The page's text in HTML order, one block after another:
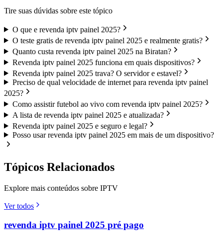
Tire suas dúvidas sobre este tópico
O que e revenda iptv painel 2025?
O teste gratis de revenda iptv painel 2025 e realmente gratis?
Quanto custa revenda iptv painel 2025 na Biratan?
Revenda iptv painel 2025 funciona em quais dispositivos?
Revenda iptv painel 2025 trava? O servidor e estavel?
Preciso de qual velocidade de internet para revenda iptv painel
2025?
Como assistir futebol ao vivo com revenda iptv painel 2025?
A lista de revenda iptv painel 2025 e atualizada?
Revenda iptv painel 2025 e seguro e legal?
Posso usar revenda iptv painel 2025 em mais de um dispositivo?
Tópicos Relacionados
Explore mais conteúdos sobre IPTV
Ver todos
revenda iptv painel 2025 pré pago